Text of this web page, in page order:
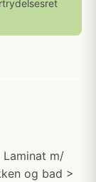
m/
og bad >